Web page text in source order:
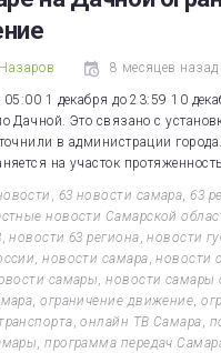
8 месяцев назад
1 декабря до 23:59 10
Дачной. Это связано с
в администрации
на участок
, 63 новости самара,63
новости Самарской
,новости 63 региона,новости
,новости самара,новости
самары,новости самары
,ограничение движение,
,онлайн ТВ Самара,
,программа передач